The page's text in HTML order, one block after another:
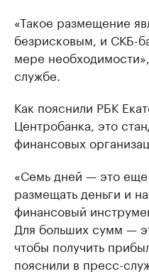
«Такое размещение
безрисковым, и СКБ-
мере
службе.
Как пояснили РБК
Центробанка, это
финансовых
«Семь дней — это
размещать деньги и
финансовый
Для больших сумм —
чтобы получить
пояснили в пресс-